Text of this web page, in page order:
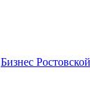
Бизнес